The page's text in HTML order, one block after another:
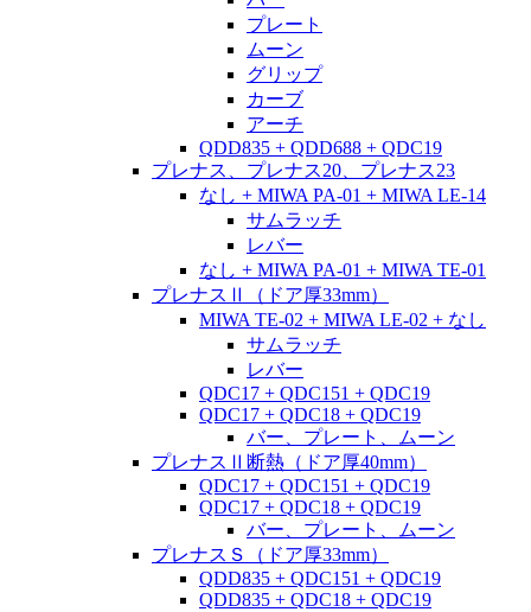
プレート
ムーン
グリップ
カーブ
アーチ
QDD835 + QDD688 + QDC19
プレナス、プレナス20、プレナス23
なし + MIWA PA-01 + MIWA LE-14
サムラッチ
レバー
なし + MIWA PA-01 + MIWA TE-01
プレナスⅡ（ドア厚33mm）
MIWA TE-02 + MIWA LE-02 + なし
サムラッチ
レバー
QDC17 + QDC151 + QDC19
QDC17 + QDC18 + QDC19
バー、プレート、ムーン
プレナスⅡ断熱（ドア厚40mm）
QDC17 + QDC151 + QDC19
QDC17 + QDC18 + QDC19
バー、プレート、ムーン
プレナスＳ（ドア厚33mm）
QDD835 + QDC151 + QDC19
QDD835 + QDC18 + QDC19